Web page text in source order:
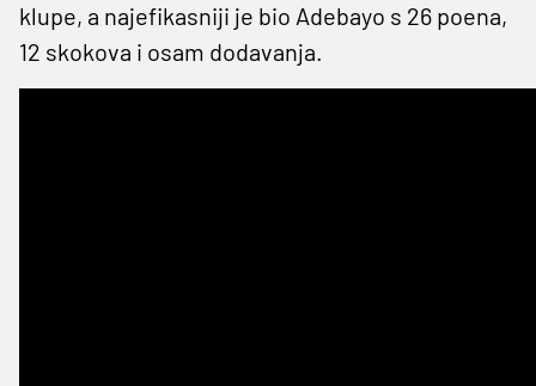
klupe, a najefikasniji je bio Adebayo s 26 poena,
12 skokova i osam dodavanja.